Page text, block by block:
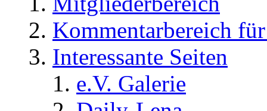
Kommentarbereich
Interessante Seiten
e.V. Galerie